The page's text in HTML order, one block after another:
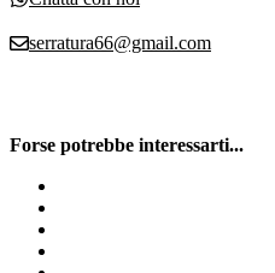
serratura66@gmail.com
Forse potrebbe interessarti...